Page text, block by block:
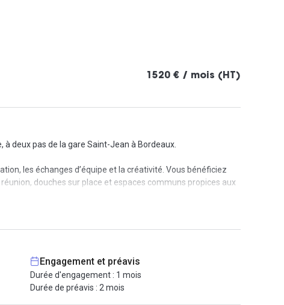
1520 € / mois (HT)
deux pas de la gare Saint-Jean à Bordeaux.
les échanges d’équipe et la créativité. Vous bénéficiez
douches sur place et espaces communs propices aux
pour simplifier votre quotidien professionnel et celui de
Engagement et préavis
Durée d'engagement : 1 mois
Durée de préavis : 2 mois